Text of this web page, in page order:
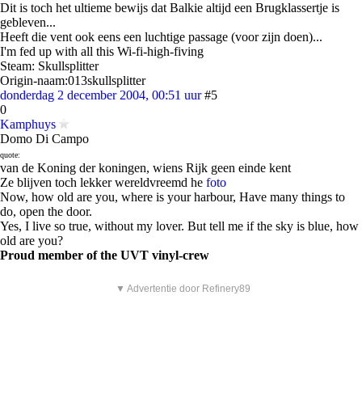
Dit is toch het ultieme bewijs dat Balkie altijd een Brugklassertje is
gebleven...
Heeft die vent ook eens een luchtige passage (voor zijn doen)...
I'm fed up with all this Wi-fi-high-fiving
Steam: Skullsplitter
Origin-naam:013skullsplitter
donderdag 2 december 2004, 00:51 uur #5
0
Kamphuys
Domo Di Campo
quote:
van de Koning der koningen, wiens Rijk geen einde kent
Ze blijven toch lekker wereldvreemd he foto
Now, how old are you, where is your harbour, Have many things to
do, open the door.
Yes, I live so true, without my lover. But tell me if the sky is blue, how
old are you?
Proud member of the UVT vinyl-crew
▼ Advertentie door Refinery89